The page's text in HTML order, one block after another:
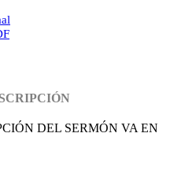
DEL SERMÓN VA EN